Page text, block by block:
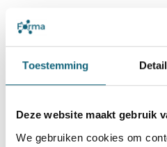
Toestemming
Deze website maakt gebruik
We gebruiken cookies om